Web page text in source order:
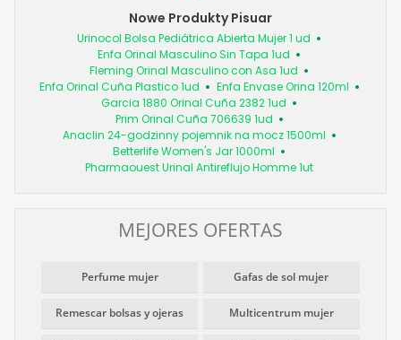
Nowe Produkty Pisuar
Urinocol Bolsa Pediátrica Abierta Mujer 1 ud
Enfa Orinal Masculino Sin Tapa 1ud
Fleming Orinal Masculino con Asa 1ud
Enfa Orinal Cuña Plastico 1ud
Enfa Envase Orina 120ml
Garcia 1880 Orinal Cuña 2382 1ud
Prim Orinal Cuña 706639 1ud
Anaclin 24-godzinny pojemnik na mocz 1500ml
Betterlife Women's Jar 1000ml
Pharmaouest Urinal Antireflujo Homme 1ut
MEJORES OFERTAS
Perfume mujer Gafas de sol mujer
Remescar bolsas y ojeras Multicentrum mujer